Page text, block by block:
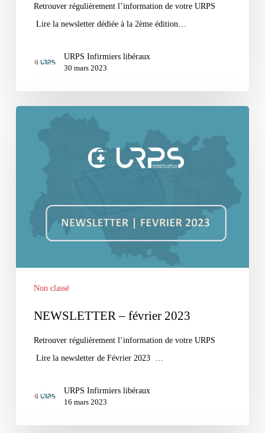
Retrouver régulièrement l’information de votre URPS
Lire la newsletter dédiée à la 2ème édition…
URPS Infirmiers libéraux
30 mars 2023
NEWSLETTER
Non classé
NEWSLETTER – février 2023
Retrouver régulièrement l’information de votre URPS
Lire la newsletter de Février 2023 …
URPS Infirmiers libéraux
16 mars 2023